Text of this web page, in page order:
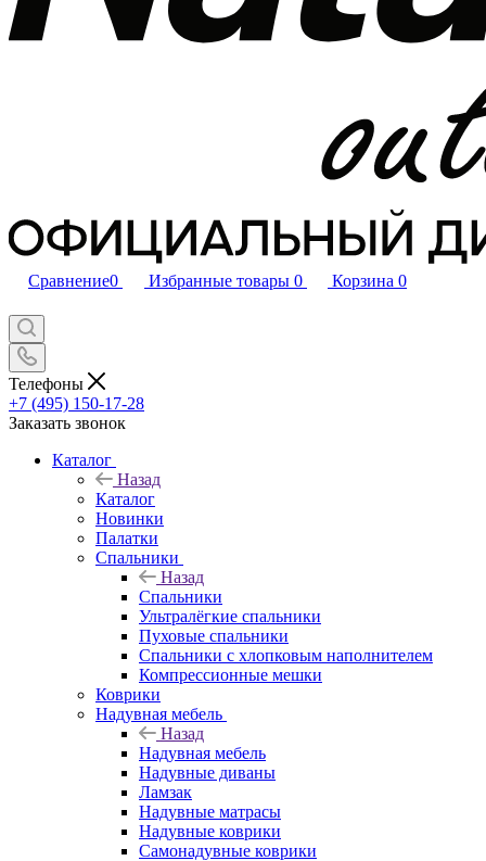
Сравнение0 Избранные товары 0 Корзина 0
Телефоны
+7 (495) 150-17-28
Заказать звонок
Каталог
Назад
Каталог
Новинки
Палатки
Спальники
Назад
Спальники
Ультралёгкие спальники
Пуховые спальники
Спальники с хлопковым наполнителем
Компрессионные мешки
Коврики
Надувная мебель
Назад
Надувная мебель
Надувные диваны
Ламзак
Надувные матрасы
Надувные коврики
Самонадувные коврики